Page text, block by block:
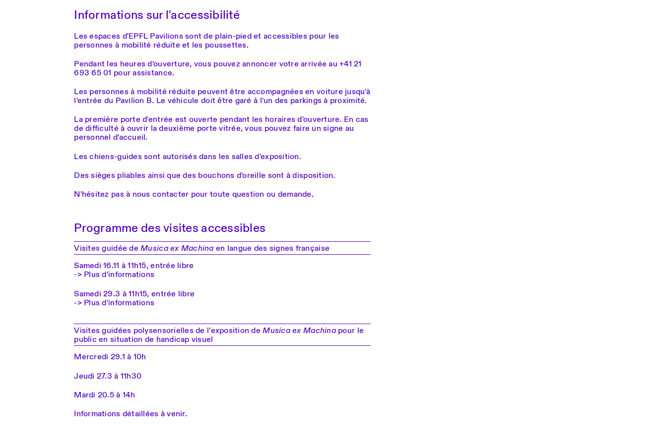
Informations sur l'accessibilité
Les espaces d'EPFL Pavilions sont de plain-pied et accessibles pour les
personnes à mobilité réduite et les poussettes.
Pendant les heures d'ouverture, vous pouvez annoncer votre arrivée au +41 21
693 65 01 pour assistance.
Les personnes à mobilité réduite peuvent être accompagnées en voiture jusqu'à
l'entrée du Pavilion B. Le véhicule doit être garé à l'un des parkings à proximité.
La première porte d'entrée est ouverte pendant les horaires d'ouverture. En cas
de difficulté à ouvrir la deuxième porte vitrée, vous pouvez faire un signe au
personnel d'accueil.
Les chiens-guides sont autorisés dans les salles d'exposition.
Des sièges pliables ainsi que des bouchons d'oreille sont à disposition.
N'hésitez pas à nous contacter pour toute question ou demande.
Programme des visites accessibles
Visites guidée deMusica ex Machina en langue des signes française
Samedi 16.11 à 11h15, entrée libre
-> Plus d'informations
Samedi 29.3 à 11h15, entrée libre
-> Plus d'informations
Visites guidées polysensorielles de l’exposition deMusica ex Machinapour le
public en situation de handicap visuel
Mercredi 29.1 à 10h
Jeudi 27.3 à 11h30
Mardi 20.5 à 14h
Informations détaillées à venir.